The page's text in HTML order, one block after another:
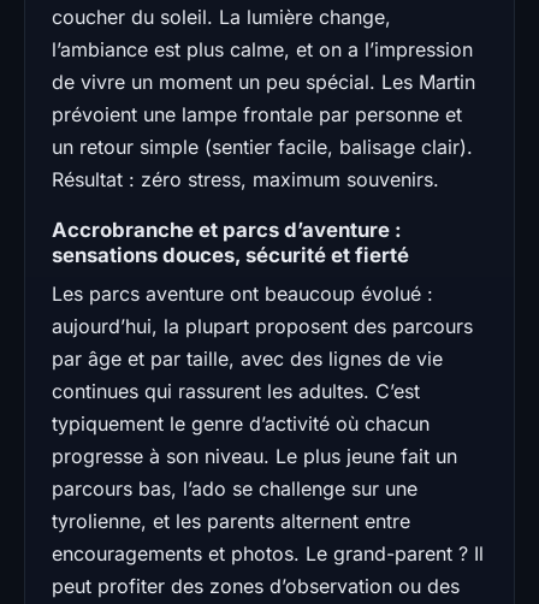
coucher du soleil. La lumière change,
l’ambiance est plus calme, et on a l’impression
de vivre un moment un peu spécial. Les Martin
prévoient une lampe frontale par personne et
un retour simple (sentier facile, balisage clair).
Résultat : zéro stress, maximum souvenirs.
Accrobranche et parcs d’aventure :
sensations douces, sécurité et fierté
Les parcs aventure ont beaucoup évolué :
aujourd’hui, la plupart proposent des parcours
par âge et par taille, avec des lignes de vie
continues qui rassurent les adultes. C’est
typiquement le genre d’activité où chacun
progresse à son niveau. Le plus jeune fait un
parcours bas, l’ado se challenge sur une
tyrolienne, et les parents alternent entre
encouragements et photos. Le grand-parent ? Il
peut profiter des zones d’observation ou des